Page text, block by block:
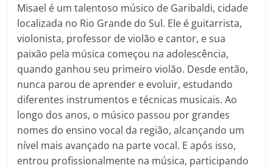
Misael é um talentoso músico de Garibaldi, cidade
localizada no Rio Grande do Sul. Ele é guitarrista,
violonista, professor de violão e cantor, e sua
paixão pela música começou na adolescência,
quando ganhou seu primeiro violão. Desde então,
nunca parou de aprender e evoluir, estudando
diferentes instrumentos e técnicas musicais. Ao
longo dos anos, o músico passou por grandes
nomes do ensino vocal da região, alcançando um
nível mais avançado na parte vocal. E após isso,
entrou profissionalmente na música, participando